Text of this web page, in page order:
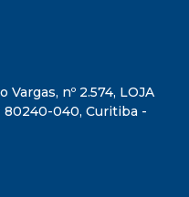
nº 2.574, LOJA
80240-040, Curitiba -